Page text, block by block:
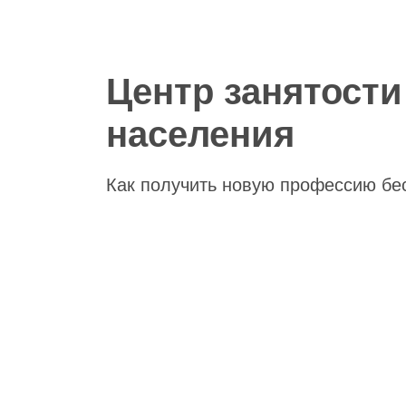
Центр занятости
населения
Как получить новую профессию